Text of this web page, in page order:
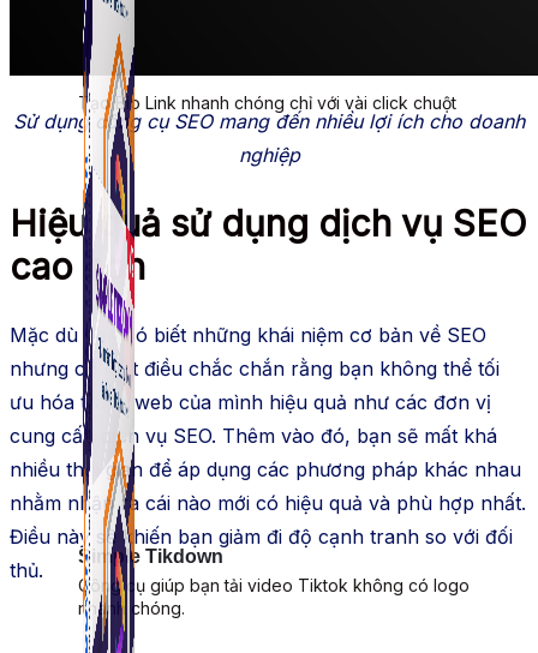
Simple Tikdown
Công cụ giúp bạn tải video Tiktok không có logo
nhanh chóng.
ATP Link
Tạo Bio Link nhanh chóng chỉ với vài click chuột
Sử dụng công cụ SEO mang đến nhiều lợi ích cho doanh
nghiệp
Hiệu quả sử dụng dịch vụ SEO
cao hơn
Mặc dù bạn có biết những khái niệm cơ bản về SEO
nhưng có một điều chắc chắn rằng bạn không thể tối
ưu hóa trang web của mình hiệu quả như các đơn vị
cung cấp dịch vụ SEO. Thêm vào đó, bạn sẽ mất khá
nhiều thời gian để áp dụng các phương pháp khác nhau
nhằm nhận ra cái nào mới có hiệu quả và phù hợp nhất.
Điều này sẽ khiến bạn giảm đi độ cạnh tranh so với đối
thủ.